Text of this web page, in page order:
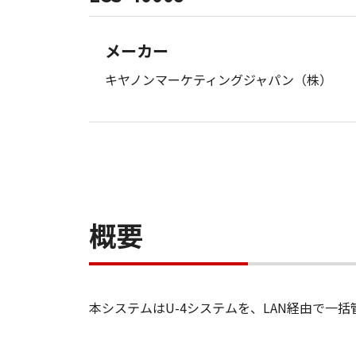
メーカー
キヤノンマーケティングジャパン（株）
概要
本システムはU-4システムを、LAN経由で一括